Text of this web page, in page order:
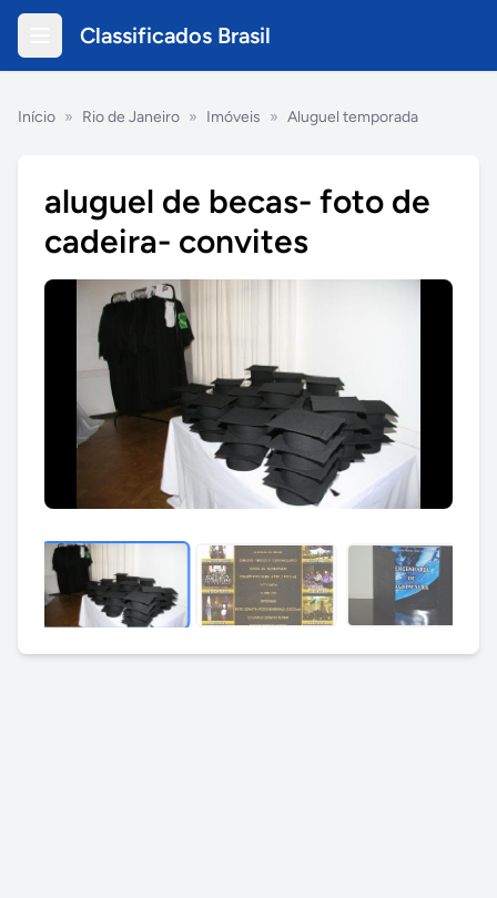
Classificados Brasil
Início » Rio de Janeiro » Imóveis » Aluguel temporada
aluguel de becas- foto de
cadeira- convites